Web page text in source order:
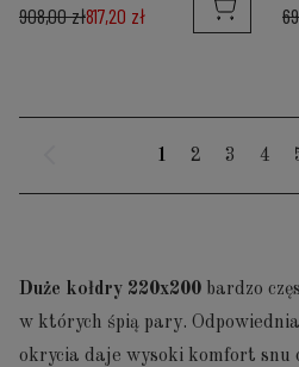
817,20 zł
908,00 zł
1 2 3 4
Duże kołdry 220x200 bardzo
w których śpią pary.
okrycia daje wysoki komfort snu